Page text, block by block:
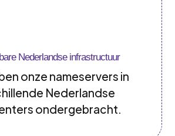
Nederlandse infrastructuur
onze nameservers in
Nederlandse
ondergebracht.